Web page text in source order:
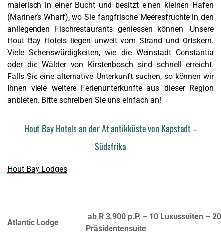
malerisch in einer Bucht und besitzt einen kleinen Hafen
(Mariner’s Wharf), wo Sie fangfrische Meeresfrüchte in den
anliegenden Fischrestaurants geniessen können. Unsere
Hout Bay Hotels liegen unweit vom Strand und Ortskern.
Viele Sehenswürdigkeiten, wie die Weinstadt Constantia
oder die Wälder von Kirstenbosch sind schnell erreicht.
Falls Sie eine alternative Unterkunft suchen, so können wir
Ihnen viele weitere Ferienunterkünfte aus dieser Region
anbieten. Bitte schreiben Sie uns einfach an!
Hout Bay Hotels an der Atlantikküste von Kapstadt –
Südafrika
Hout Bay Lodges
Atlantic Lodge
ab R 3.900 p.P. – 10 Luxussuiten –
Präsidentensuite